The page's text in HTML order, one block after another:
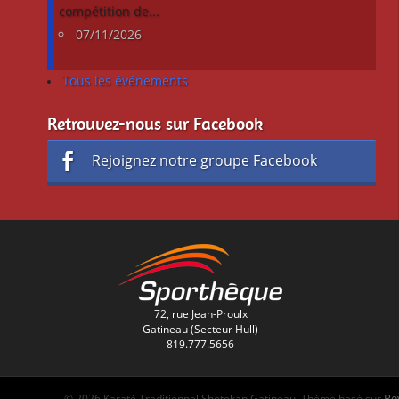
compétition de...
07/11/2026
Tous les événements
Retrouvez-nous sur Facebook
Rejoignez notre groupe Facebook
72, rue Jean-Proulx
Gatineau (Secteur Hull)
819.777.5656